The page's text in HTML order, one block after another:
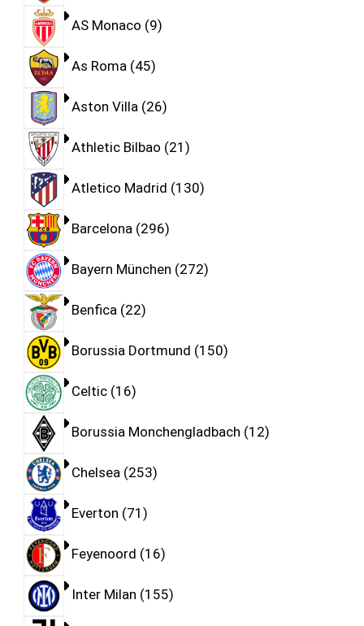
AS Monaco 9
As Roma 45
Aston Villa 26
Athletic Bilbao 21
Atletico Madrid 130
Barcelona 296
Bayern München 272
Benfica 22
Borussia Dortmund 150
Celtic 16
Borussia Monchengladbach 12
Chelsea 253
Everton 71
Feyenoord 16
Inter Milan 155